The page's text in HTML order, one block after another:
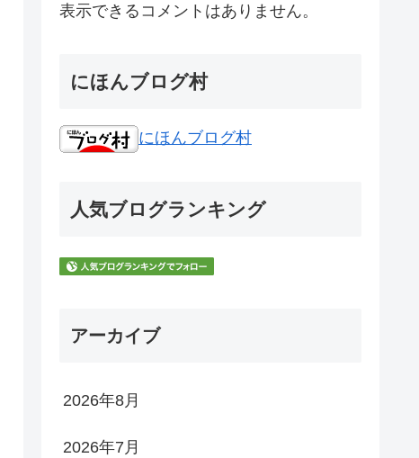
表示できるコメントはありません。
にほんブログ村
にほんブログ村
人気ブログランキング
アーカイブ
2026年8月
2026年7月